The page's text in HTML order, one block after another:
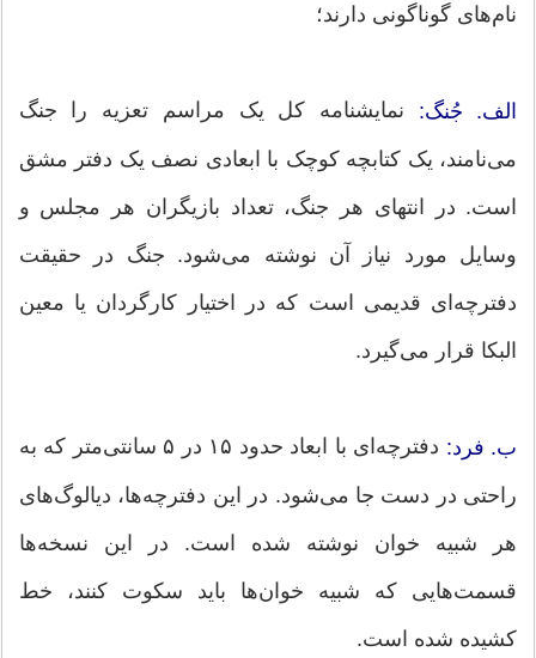
نام‌های گوناگونی دارند؛
الف. جُنگ: نمایشنامه کل یک مراسم تعزیه را جنگ
می‌نامند، یک کتابچه کوچک با ابعادی نصف یک دفتر مشق
است. در انتهای هر جنگ، تعداد بازیگران هر مجلس و
وسایل مورد نیاز آن نوشته می‌شود. جنگ در حقیقت
دفترچه‌ای قدیمی است که در اختیار کارگردان یا معین
البکا قرار می‌گیرد.
ب. فرد: دفترچه‌ای با ابعاد حدود ۱۵ در ۵ سانتی‌متر که به
راحتی در دست جا می‌شود. در این دفترچه‌ها، دیالوگ‌های
هر شبیه خوان نوشته شده است. در این نسخه‌ها
قسمت‌هایی که شبیه خوان‌ها باید سکوت کنند، خط
کشیده شده است.